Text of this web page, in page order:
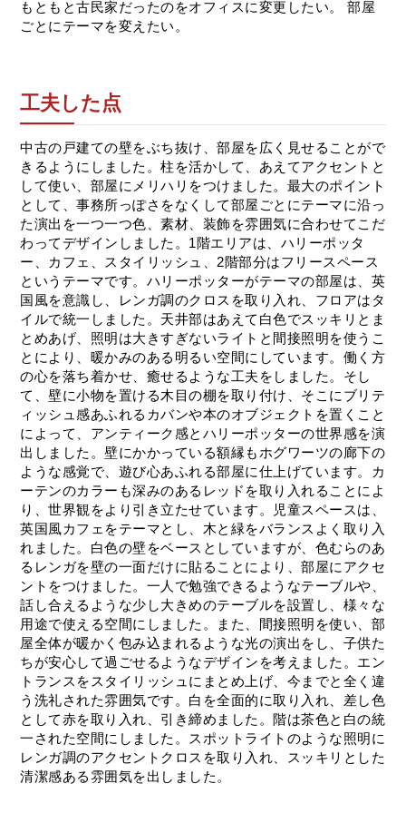
もともと古民家だったのをオフィスに変更したい。 部屋
ごとにテーマを変えたい。
工夫した点
中古の戸建ての壁をぶち抜け、部屋を広く見せることがで
きるようにしました。柱を活かして、あえてアクセントと
して使い、部屋にメリハリをつけました。最大のポイント
として、事務所っぽさをなくして部屋ごとにテーマに沿っ
た演出を一つ一つ色、素材、装飾を雰囲気に合わせてこだ
わってデザインしました。1階エリアは、ハリーポッタ
ー、カフェ、スタイリッシュ、2階部分はフリースペース
というテーマです。ハリーポッターがテーマの部屋は、英
国風を意識し、レンガ調のクロスを取り入れ、フロアはタ
イルで統一しました。天井部はあえて白色でスッキリとま
とめあげ、照明は大きすぎないライトと間接照明を使うこ
とにより、暖かみのある明るい空間にしています。働く方
の心を落ち着かせ、癒せるような工夫をしました。そし
て、壁に小物を置ける木目の棚を取り付け、そこにブリテ
ィッシュ感あふれるカバンや本のオブジェクトを置くこと
によって、アンティーク感とハリーポッターの世界感を演
出しました。壁にかかっている額縁もホグワーツの廊下の
ような感覚で、遊び心あふれる部屋に仕上げています。カ
ーテンのカラーも深みのあるレッドを取り入れることによ
り、世界観をより引き立たせています。児童スペースは、
英国風カフェをテーマとし、木と緑をバランスよく取り入
れました。白色の壁をベースとしていますが、色むらのあ
るレンガを壁の一面だけに貼ることにより、部屋にアクセ
ントをつけました。一人で勉強できるようなテーブルや、
話し合えるような少し大きめのテーブルを設置し、様々な
用途で使える空間にしました。また、間接照明を使い、部
屋全体が暖かく包み込まれるような光の演出をし、子供た
ちが安心して過ごせるようなデザインを考えました。エン
トランスをスタイリッシュにまとめ上げ、今までと全く違
う洗礼された雰囲気です。白を全面的に取り入れ、差し色
として赤を取り入れ、引き締めました。階は茶色と白の統
一された空間にしました。スポットライトのような照明に
レンガ調のアクセントクロスを取り入れ、スッキリとした
清潔感ある雰囲気を出しました。